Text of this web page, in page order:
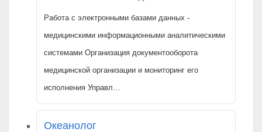
Работа с электронными базами данных -
медицинскими информационными аналитическими
системами Организация документооборота
медицинской организации и мониторинг его
исполнения Управл…
Океанолог